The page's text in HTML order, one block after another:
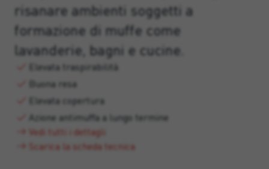
risanare ambienti soggetti a
formazione di muffe come
lavanderie, bagni e cucine.
Elevata traspirabilità
Buona resa
Elevata copertura
Azione antimuffa a lungo termine
Vedi tutti i dettagli
Scarica la scheda tecnica